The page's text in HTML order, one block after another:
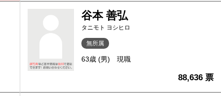
谷本 善弘
タニモト ヨシヒロ
無所属
63歳 (男) 現職
88,636 票